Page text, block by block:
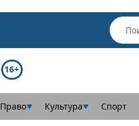
16+
Право▼ Культура▼ Спорт